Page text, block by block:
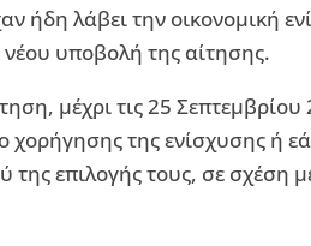
ήδη λάβει την οικονομική
υποβολή της αίτησης.
μέχρι τις 25 Σεπτεμβρίου
της ενίσχυσης ή
της επιλογής τους, σε σχέση